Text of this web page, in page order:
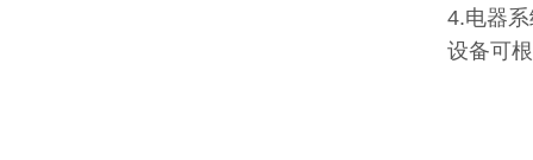
4.电器
设备可